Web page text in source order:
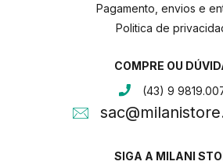
Pagamento, envios e
Politica de
COMPRE OU
(43) 9
SIGA A MILANI